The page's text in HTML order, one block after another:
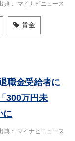
典 マイナビニュース
賃金
職金受給者に
300万円未
に
典 マイナビニュース